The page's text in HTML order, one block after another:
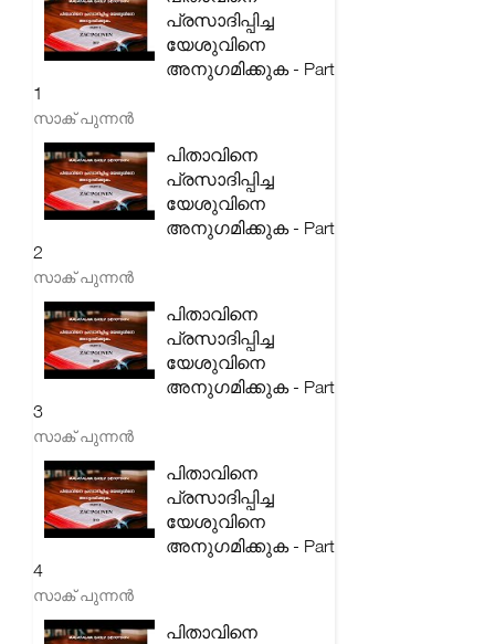
പ്രസാദിപ്പിച്ച
യേശുവിനെ
അനുഗമിക്കുക - Part
1
സാക് പുന്നൻ
പിതാവിനെ
പ്രസാദിപ്പിച്ച
യേശുവിനെ
അനുഗമിക്കുക - Part
2
സാക് പുന്നൻ
പിതാവിനെ
പ്രസാദിപ്പിച്ച
യേശുവിനെ
അനുഗമിക്കുക - Part
3
സാക് പുന്നൻ
പിതാവിനെ
പ്രസാദിപ്പിച്ച
യേശുവിനെ
അനുഗമിക്കുക - Part
4
സാക് പുന്നൻ
പിതാവിനെ